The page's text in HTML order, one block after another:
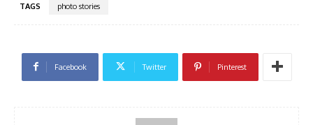
TAGS photo stories
Facebook Twitter Pinterest